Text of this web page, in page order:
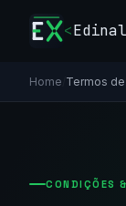
<
Home Termos
CONDIÇÕES